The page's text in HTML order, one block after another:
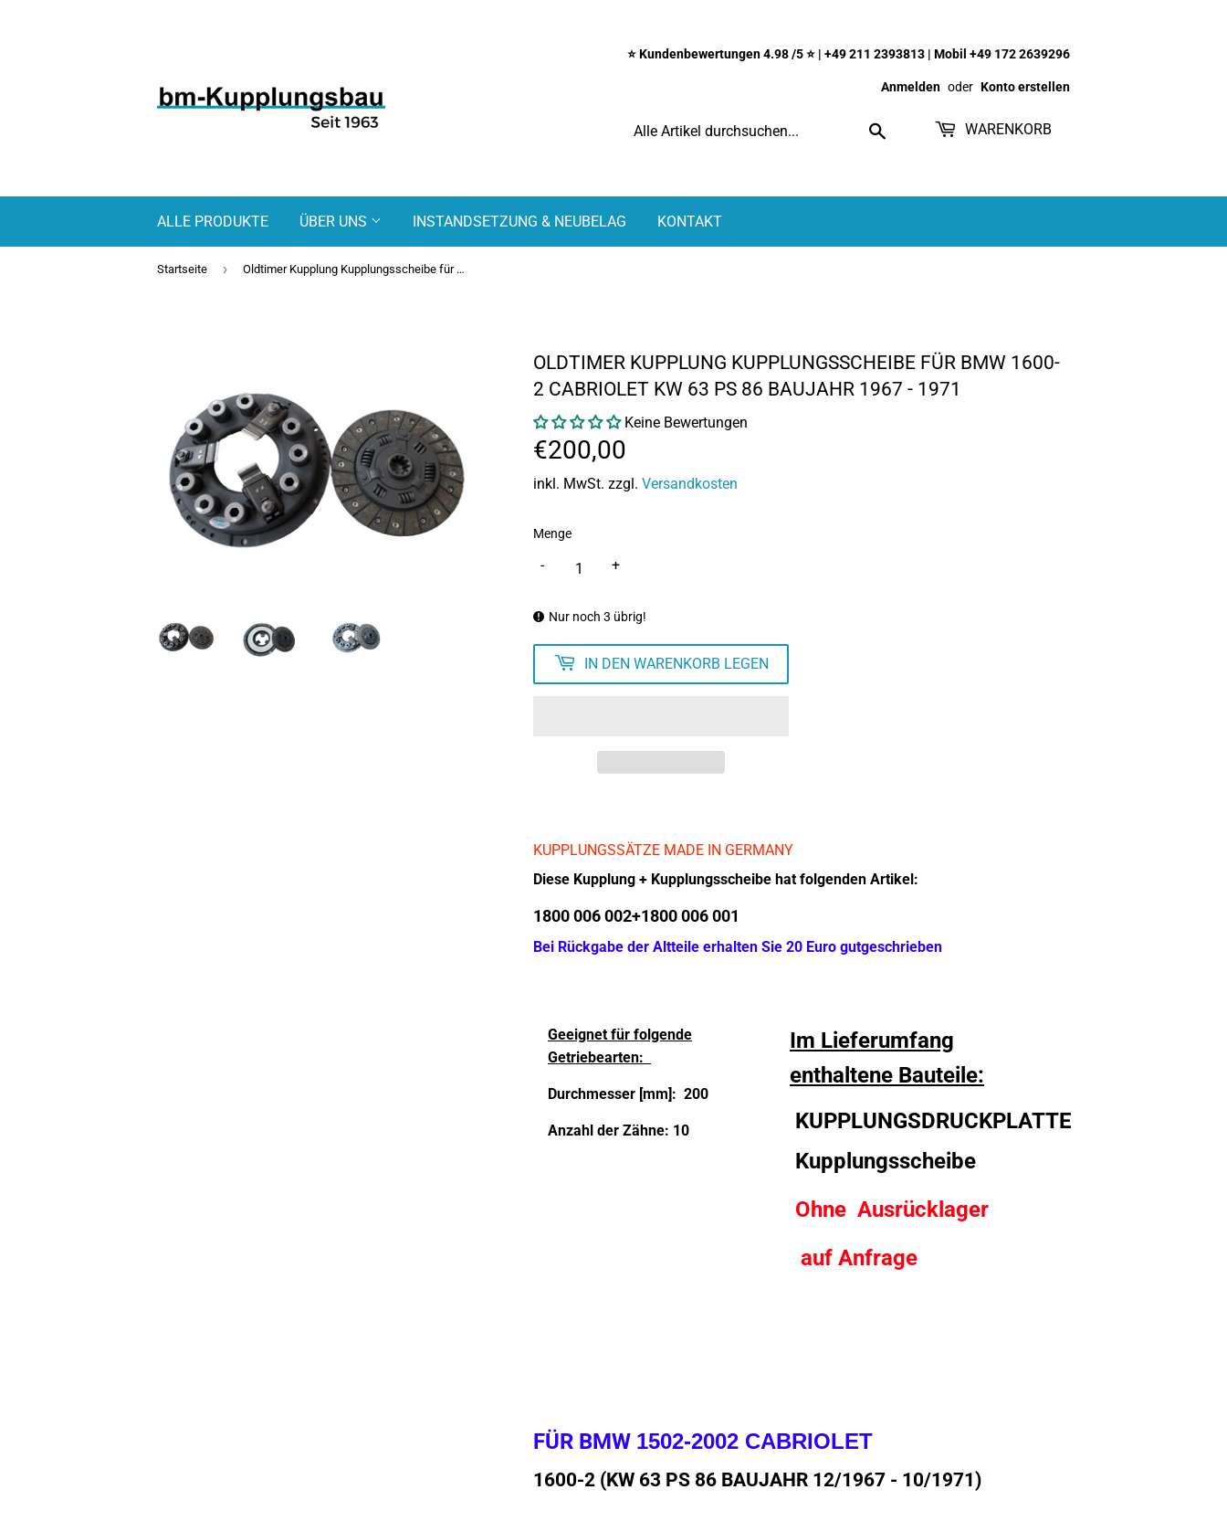
⭐ Kundenbewertungen 4.98 /5 ⭐ | +49 211 2393813 | Mobil +49 172 2639296
Anmelden oder Konto erstellen
WARENKORB
ALLE PRODUKTE ÜBER UNS INSTANDSETZUNG & NEUBELAG KONTAKT
Startseite › Oldtimer Kupplung Kupplungsscheibe für BMW 1600-2 Cabriolet KW 63 PS 86 Baujahr 1967 - 1971
OLDTIMER KUPPLUNG KUPPLUNGSSCHEIBE FÜR BMW 1600-
2 CABRIOLET KW 63 PS 86 BAUJAHR 1967 - 1971
Keine Bewertungen
€200,00
inkl. MwSt. zzgl. Versandkosten
Menge
+
-
Nur noch 3 übrig!
IN DEN WARENKORB LEGEN
KUPPLUNGSSÄTZE MADE IN GERMANY
Diese Kupplung + Kupplungsscheibe hat folgenden Artikel:
1800 006 002+1800 006 001
Bei Rückgabe der Altteile erhalten Sie 20 Euro gutgeschrieben
Geeignet für folgende
Getriebearten:
Durchmesser [mm]: 200
Anzahl der Zähne: 10
Im Lieferumfang
enthaltene Bauteile:
KUPPLUNGSDRUCKPLATTE
Kupplungsscheibe
Ohne Ausrücklager
auf Anfrage
FÜR BMW 1502-2002 CABRIOLET
1600-2 (KW 63 PS 86 BAUJAHR 12/1967 - 10/1971)